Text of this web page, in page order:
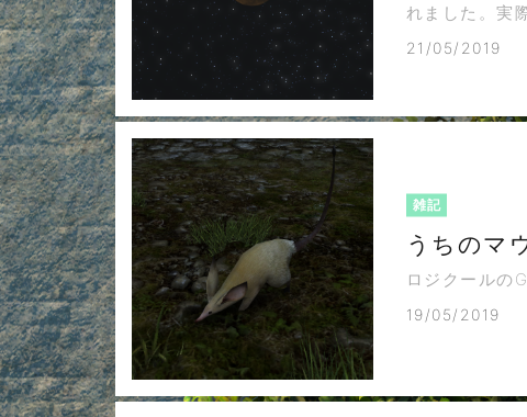
れました。実
21/05/2019
雑記
うちのマ
ロジクールの
19/05/2019